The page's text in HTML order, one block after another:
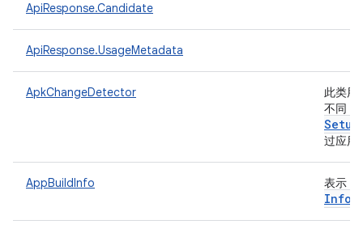
ApiResponse.Candidate
ApiResponse.UsageMetadata
ApkChangeDetector
此类用
不同，
过应用
AppBuildInfo 表示
Info